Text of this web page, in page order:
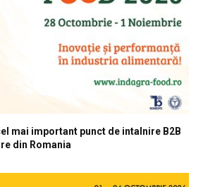
mai important punct de intalnire B2B
din Romania